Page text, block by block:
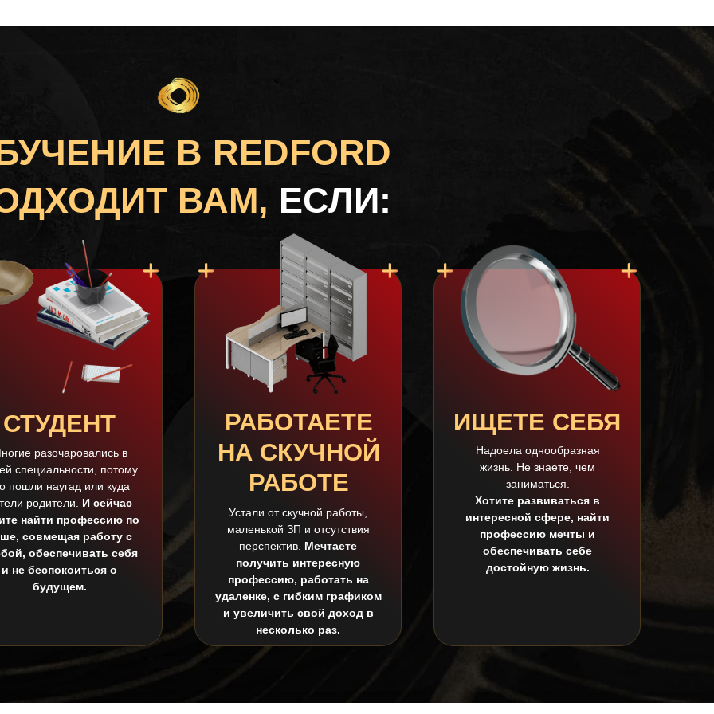
В REDFORD
ВАМ, ЕСЛИ:
СТУДЕНТ
разочаровались в
специальности, потому
пошли наугад или куда
родители. И сейчас
найти профессию по
совмещая работу с
обеспечивать себя
и не беспокоиться о
будущем.
РАБОТАЕТЕ
НА СКУЧНОЙ
РАБОТЕ
Устали от скучной работы,
маленькой ЗП и отсутствия
перспектив. Мечтаете
получить интересную
профессию, работать на
удаленке, с гибким графиком
и увеличить свой доход в
несколько раз.
ИЩЕТЕ СЕБЯ
Надоела однообразная
жизнь. Не знаете, чем
заниматься.
Хотите развиваться в
интересной сфере, найти
профессию мечты и
обеспечивать себе
достойную жизнь.